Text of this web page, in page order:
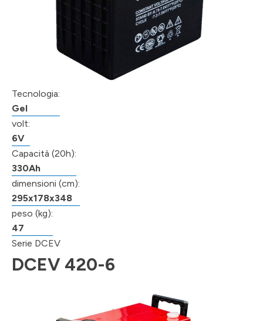
Tecnologia:
Gel
volt:
6V
Capacità (20h):
330Ah
dimensioni (cm):
295x178x348
peso (kg):
47
Serie DCEV
DCEV 420-6